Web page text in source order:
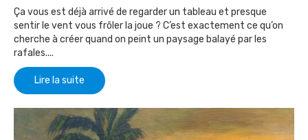
Ça vous est déjà arrivé de regarder un tableau et presque
sentir le vent vous frôler la joue ? C’est exactement ce qu’on
cherche à créer quand on peint un paysage balayé par les
rafales....
Lire la suite